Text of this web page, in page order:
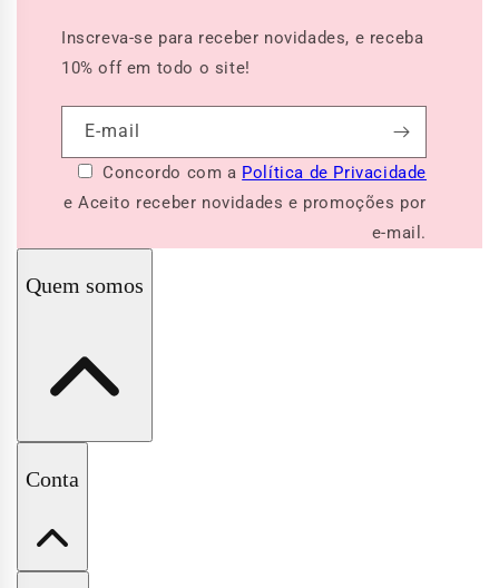
Inscreva-se para receber novidades, e receba
10% offem todo o site!
E-mail
Concordo com a Política de Privacidade
e Aceito receber novidades e promoções por
e-mail.
Quem somos
A Pituchinhus
Conta